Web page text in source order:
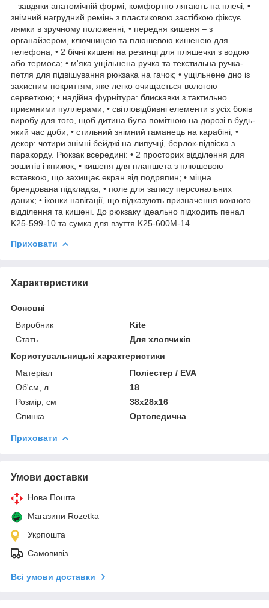
– завдяки анатомічній формі, комфортно лягають на плечі; •
знімний нагрудний ремінь з пластиковою застібкою фіксує
лямки в зручному положенні; • передня кишеня – з
органайзером, ключницею та плюшевою кишенею для
телефона; • 2 бічні кишені на резинці для пляшечки з водою
або термоса; • м'яка ущільнена ручка та текстильна ручка-
петля для підвішування рюкзака на гачок; • ущільнене дно із
захисним покриттям, яке легко очищається вологою
серветкою; • надійна фурнітура: блискавки з тактильно
приємними пуллерами; • світловідбивні елементи з усіх боків
виробу для того, щоб дитина була помітною на дорозі в будь-
який час доби; • стильний знімний гаманець на карабіні; •
декор: чотири знімні бейджі на липучці, берлок-підвіска з
паракорду. Рюкзак всередині: • 2 просторих відділення для
зошитів і книжок; • кишеня для планшета з плюшевою
вставкою, що захищає екран від подряпин; • міцна
брендована підкладка; • поле для запису персональних
даних; • іконки навігації, що підказують призначення кожного
відділення та кишені. До рюкзаку ідеально підходить пенал
K25-599-10 та сумка для взуття K25-600M-14.
Приховати
Характеристики
Основні
Виробник
Kite
Стать
Для хлопчиків
Користувальницькі характеристики
Матеріал
Поліестер / EVA
Об'єм, л
18
Розмір, см
38x28x16
Спинка
Ортопедична
Приховати
Умови доставки
Нова Пошта
Магазини Rozetka
Укрпошта
Самовивіз
Всі умови доставки